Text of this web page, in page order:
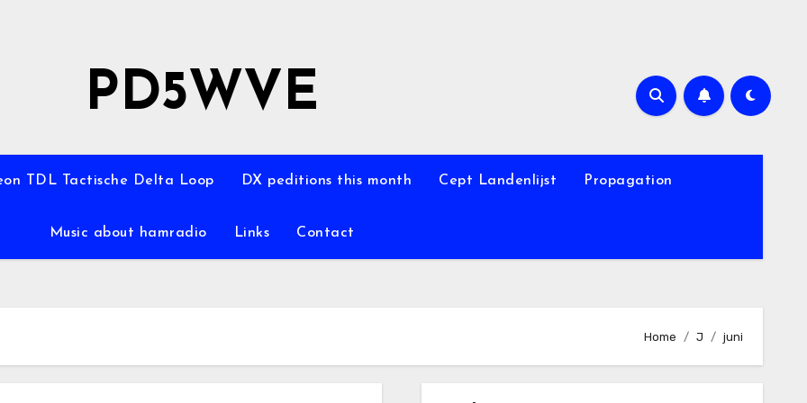
PD5WVE
TDL Tactische Delta Loop DX peditions this month Cept Landenlijst Propagation
Music about hamradio Links Contact
Home J juni